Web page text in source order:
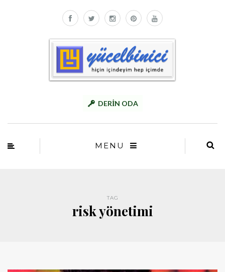
DERİN ODA
MENU
TAG
risk yönetimi